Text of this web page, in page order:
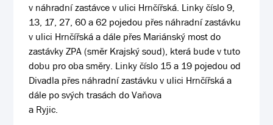
v náhradní zastávce v ulici Hrnčířská. Linky číslo 9,
13, 17, 27, 60 a 62 pojedou přes náhradní zastávku
v ulici Hrnčířská a dále přes Mariánský most do
zastávky ZPA (směr Krajský soud), která bude v tuto
dobu pro oba směry. Linky číslo 15 a 19 pojedou od
Divadla přes náhradní zastávku v ulici Hrnčířská a
dále po svých trasách do Vaňova
a Ryjic.